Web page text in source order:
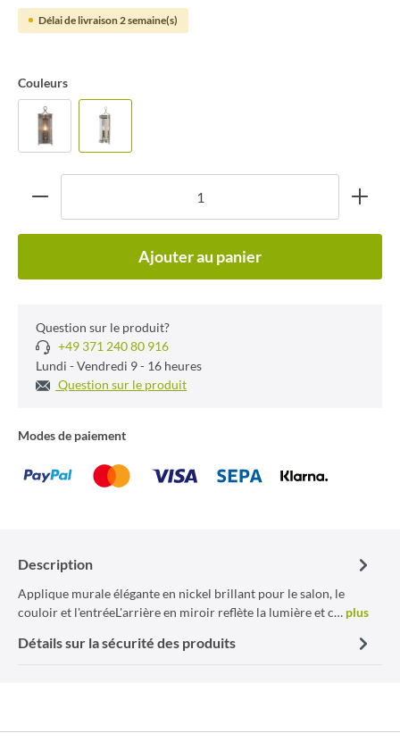
Délai de livraison 2 semaine(s)
Couleurs
Ajouter au panier
Question sur le produit?
+49 371 240 80 916
Lundi - Vendredi 9 - 16 heures
Question sur le produit
Modes de paiement
Description
Applique murale élégante en nickel brillant pour le salon, le
couloir et l'entréeL'arrière en miroir reflète la lumière et c… plus
Détails sur la sécurité des produits